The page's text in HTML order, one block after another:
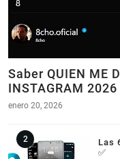
Saber QUIEN ME
INSTAGRAM 2026
enero 20, 2026
Las
✅